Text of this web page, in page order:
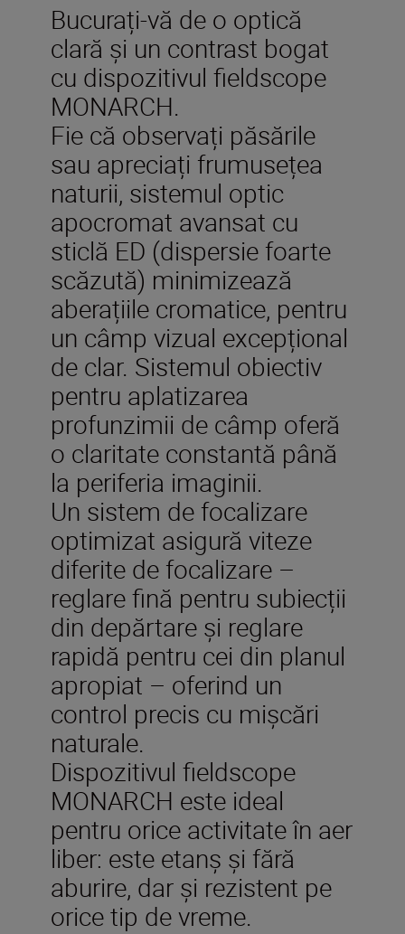
Bucurați-vă de o optică
clară și un contrast bogat
cu dispozitivul fieldscope
MONARCH.
Fie că observați păsările
sau apreciați frumusețea
naturii, sistemul optic
apocromat avansat cu
sticlă ED (dispersie foarte
scăzută) minimizează
aberațiile cromatice, pentru
un câmp vizual excepțional
de clar. Sistemul obiectiv
pentru aplatizarea
profunzimii de câmp oferă
o claritate constantă până
la periferia imaginii.
Un sistem de focalizare
optimizat asigură viteze
diferite de focalizare –
reglare fină pentru subiecții
din depărtare și reglare
rapidă pentru cei din planul
apropiat – oferind un
control precis cu mișcări
naturale.
Dispozitivul fieldscope
MONARCH este ideal
pentru orice activitate în aer
liber: este etanș și fără
aburire, dar și rezistent pe
orice tip de vreme.